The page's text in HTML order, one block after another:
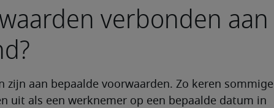
verbonden aan
zijn aan bepaalde voorwaarden. Zo keren sommige
uit als een werknemer op een bepaalde datum in